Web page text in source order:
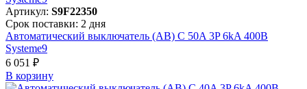
Артикул: S9F22350
Срок поставки: 2 дня
Автоматический выключатель (АВ) C 50A 3P 6kA 400В
Systeme9
6 051 ₽
В корзинy